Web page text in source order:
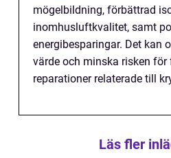
mögelbildning, förbättrad
inomhusluftkvalitet, samt
energibesparingar. Det kan
värde och minska risken
reparationer relaterade till
Läs fler